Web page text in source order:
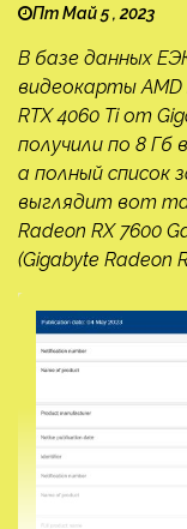
Пт Май 5 , 2023
В базе данных
видеокарты AMD
RTX 4060 Ti от
получили по 8
а полный список
выглядит вот
Radeon RX 7600
(Gigabyte Radeon